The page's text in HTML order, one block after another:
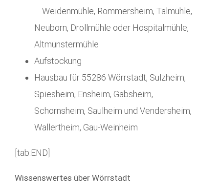
– Weidenmühle, Rommersheim, Talmühle,
Neuborn, Drollmühle oder Hospitalmühle,
Altmünstermühle
Aufstockung
Hausbau für 55286 Wörrstadt, Sulzheim,
Spiesheim, Ensheim, Gabsheim,
Schornsheim, Saulheim und Vendersheim,
Wallertheim, Gau-Weinheim
[tab:END]
Wissenswertes über Wörrstadt